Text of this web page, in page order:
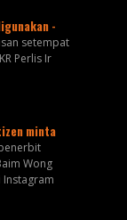
-
setempat
Perlis Ir
minta
Wong